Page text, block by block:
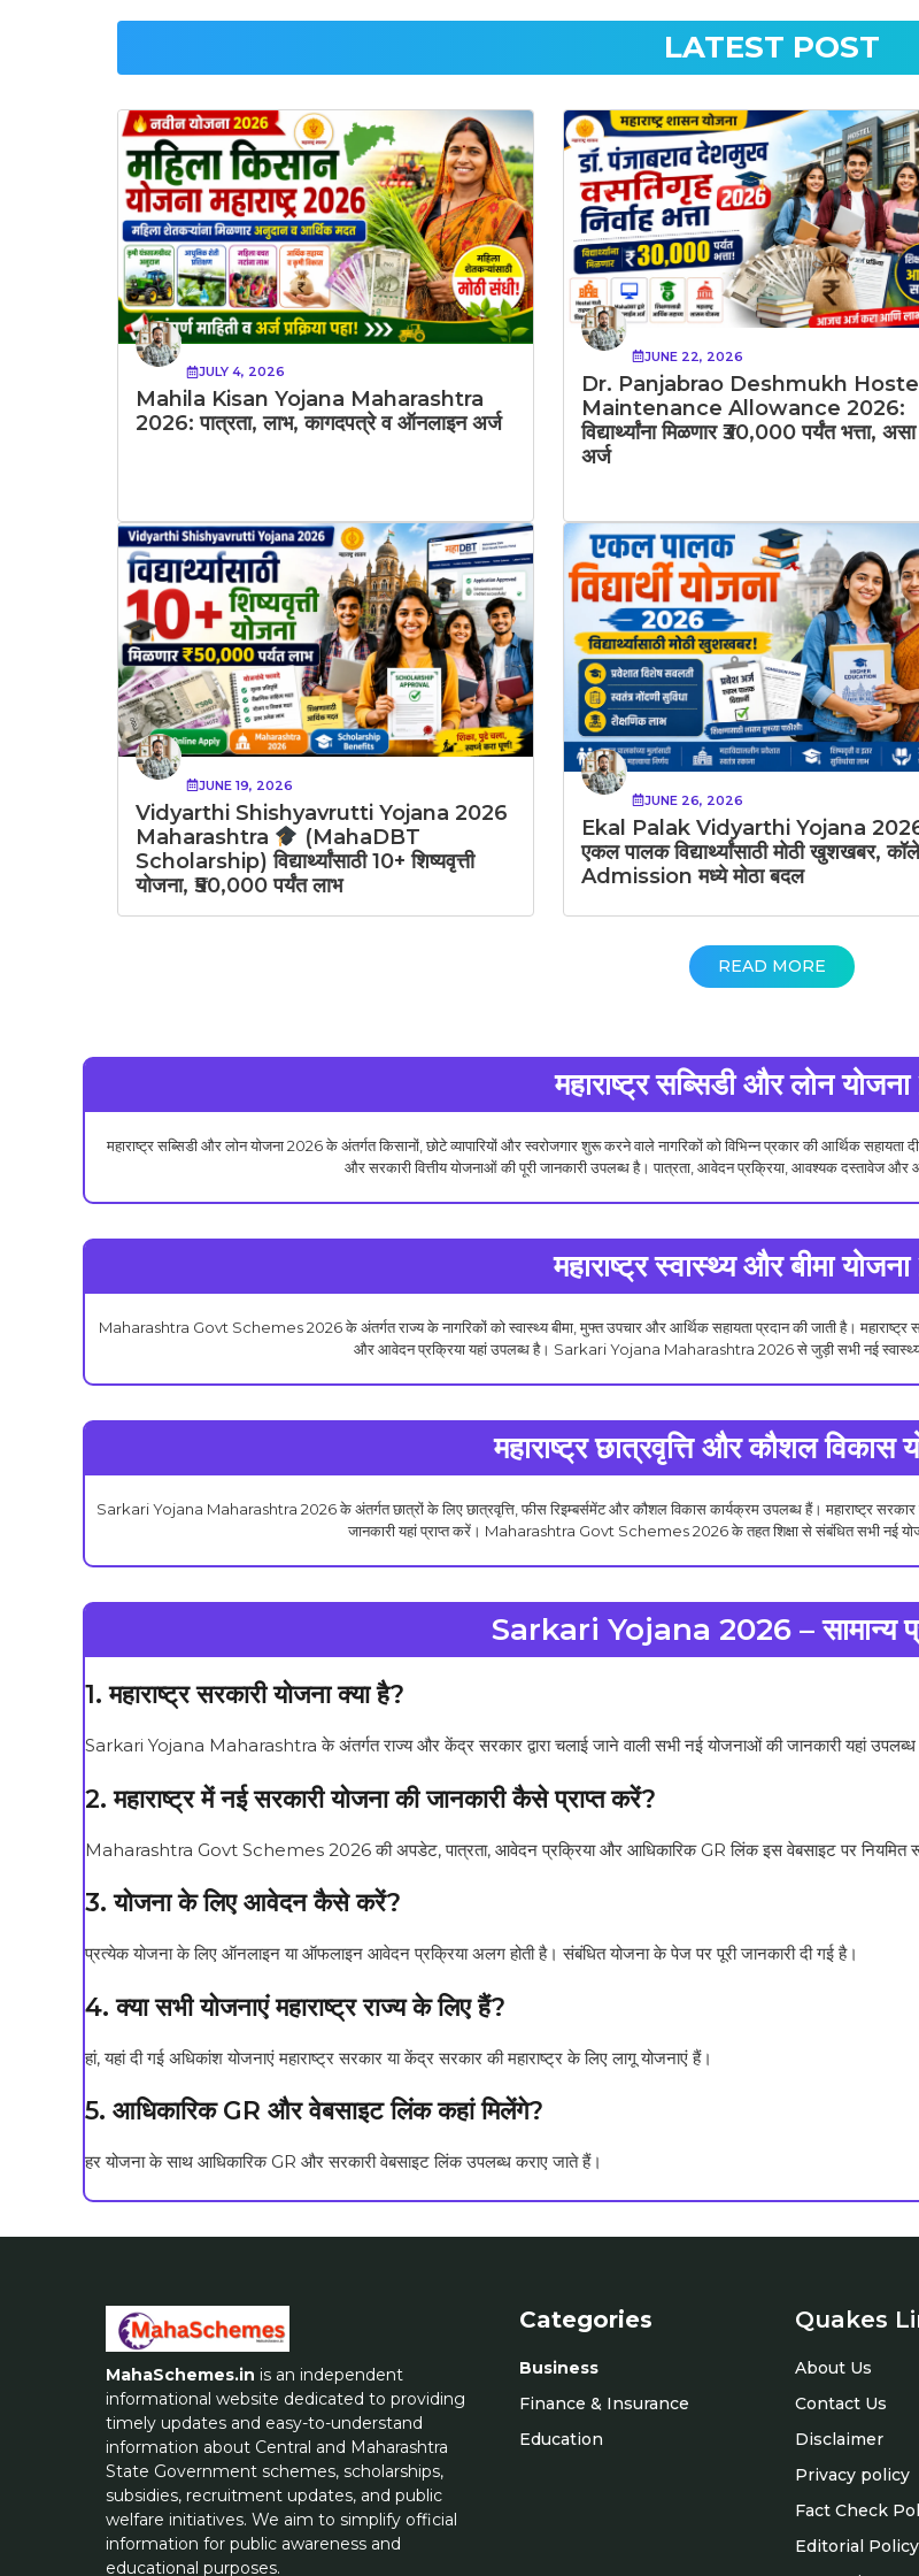
LATEST POST
JULY 4, 2026
Mahila Kisan Yojana Maharashtra
2026: पात्रता, लाभ, कागदपत्रे व ऑनलाइन अर्ज
JUNE 22, 2026
Dr. Panjabrao Deshmukh Hostel
Maintenance Allowance 2026:
विद्यार्थ्यांना मिळणार ₹30,000 पर्यंत भत्ता,
अर्ज
JUNE 19, 2026
Vidyarthi Shishyavrutti Yojana 2026
Maharashtra
(MahaDBT
Scholarship) विद्यार्थ्यांसाठी 10+ शिष्यवृत्ती
योजना, ₹50,000 पर्यंत लाभ
JUNE 26, 2026
Ekal Palak Vidyarthi Yojana
एकल पालक विद्यार्थ्यांसाठी मोठी खुशखबर,
Admission मध्ये मोठा बदल
READ MORE
महाराष्ट्र सब्सिडी और लोन
महाराष्ट्र सब्सिडी और लोन योजना 2026 के अंतर्गत किसानों, छोटे व्यापारियों और स्वरोजगार शुरू करने वाले नागरिकों को विभिन्न प्रकार की आर्थिक
और सरकारी वित्तीय योजनाओं की पूरी जानकारी उपलब्ध है। पात्रता, आवेदन प्रक्रिया, आवश्यक दस्तावेज
महाराष्ट्र स्वास्थ्य और बीमा
Maharashtra Govt Schemes 2026 के अंतर्गत राज्य के नागरिकों को स्वास्थ्य बीमा, मुफ्त उपचार और आर्थिक सहायता प्रदान की जाती है। महाराष्ट्र
और आवेदन प्रक्रिया यहां उपलब्ध है। Sarkari Yojana Maharashtra 2026 से जुड़ी सभी नई स्वास्थ्य
महाराष्ट्र छात्रवृत्ति और कौशल विकास
Sarkari Yojana Maharashtra 2026 के अंतर्गत छात्रों के लिए छात्रवृत्ति, फीस रिइम्बर्समेंट और कौशल विकास कार्यक्रम उपलब्ध हैं। महाराष्ट्र सरकार
जानकारी यहां प्राप्त करें। Maharashtra Govt Schemes 2026 के तहत शिक्षा से संबंधित सभी नई
Sarkari Yojana 2026 – सामान्य
1. महाराष्ट्र सरकारी योजना क्या है?
Sarkari Yojana Maharashtra के अंतर्गत राज्य और केंद्र सरकार द्वारा चलाई जाने वाली सभी नई योजनाओं की जानकारी यहां उपलब्ध
2. महाराष्ट्र में नई सरकारी योजना की जानकारी कैसे प्राप्त करें?
Maharashtra Govt Schemes 2026 की अपडेट, पात्रता, आवेदन प्रक्रिया और आधिकारिक GR लिंक इस वेबसाइट पर नियमित
3. योजना के लिए आवेदन कैसे करें?
प्रत्येक योजना के लिए ऑनलाइन या ऑफलाइन आवेदन प्रक्रिया अलग होती है। संबंधित योजना के पेज पर पूरी जानकारी दी गई है।
4. क्या सभी योजनाएं महाराष्ट्र राज्य के लिए हैं?
हां, यहां दी गई अधिकांश योजनाएं महाराष्ट्र सरकार या केंद्र सरकार की महाराष्ट्र के लिए लागू योजनाएं हैं।
5. आधिकारिक GR और वेबसाइट लिंक कहां मिलेंगे?
हर योजना के साथ आधिकारिक GR और सरकारी वेबसाइट लिंक उपलब्ध कराए जाते हैं।
MahaSchemes.in is an independent
informational website dedicated to providing
timely updates and easy-to-understand
information about Central and Maharashtra
State Government schemes, scholarships,
subsidies, recruitment updates, and public
welfare initiatives. We aim to simplify official
information for public awareness and
educational purposes.
Categories
Business
Finance & Insurance
Education
Quakes
About Us
Contact Us
Disclaimer
Privacy policy
Fact Check
Editorial Policy